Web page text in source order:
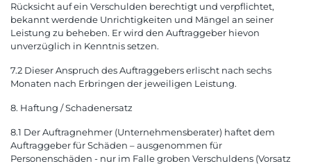
Rücksicht auf ein Verschulden berechtigt und verpflichtet,
bekannt werdende Unrichtigkeiten und Mängel an seiner
Leistung zu beheben. Er wird den Auftraggeber hievon
unverzüglich in Kenntnis setzen.
7.2 Dieser Anspruch des Auftraggebers erlischt nach sechs
Monaten nach Erbringen der jeweiligen Leistung.
8. Haftung / Schadenersatz
8.1 Der Auftragnehmer (Unternehmensberater) haftet dem
Auftraggeber für Schäden – ausgenommen für
Personenschäden - nur im Falle groben Verschuldens (Vorsatz